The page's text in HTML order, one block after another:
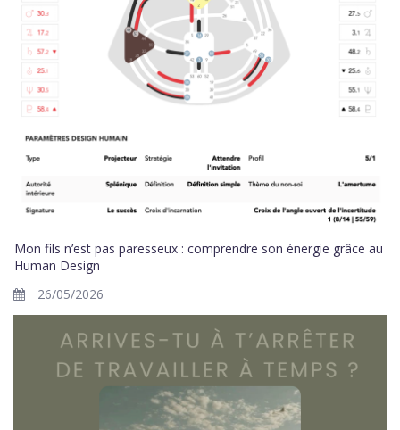
Mon fils n’est pas paresseux : comprendre son énergie grâce au
Human Design
26/05/2026